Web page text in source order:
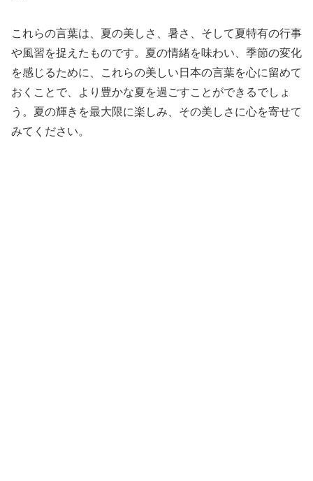
これらの言葉は、夏の美しさ、暑さ、そして夏特有の行事
や風習を捉えたものです。夏の情緒を味わい、季節の変化
を感じるために、これらの美しい日本の言葉を心に留めて
おくことで、より豊かな夏を過ごすことができるでしょ
う。夏の輝きを最大限に楽しみ、その美しさに心を寄せて
みてください。